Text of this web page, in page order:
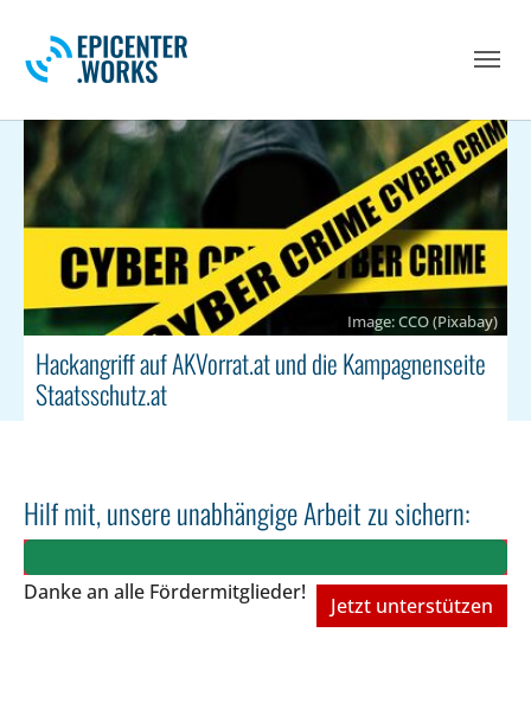
CCO (Pixabay)
Hackangriff auf AKVorrat.at und die Kampagnenseite
Staatsschutz.at
Hilf mit, unsere unabhängige Arbeit zu sichern:
Danke an alle Fördermitglieder!
Jetzt unterstützen